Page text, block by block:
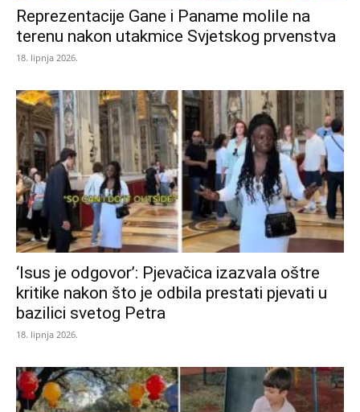
Reprezentacije Gane i Paname molile na
terenu nakon utakmice Svjetskog prvenstva
18. lipnja 2026.
‘Isus je odgovor’: Pjevačica izazvala oštre
kritike nakon što je odbila prestati pjevati u
bazilici svetog Petra
18. lipnja 2026.